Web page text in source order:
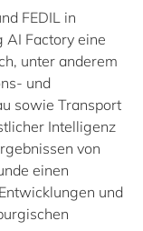
FEDIL in
AI Factory eine
unter anderem
und
sowie Transport
Intelligenz
von
einen
und